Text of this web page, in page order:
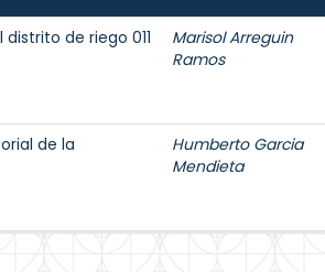
de riego 011
Marisol Arreguin
Ramos
de la
Humberto Garcia
Mendieta